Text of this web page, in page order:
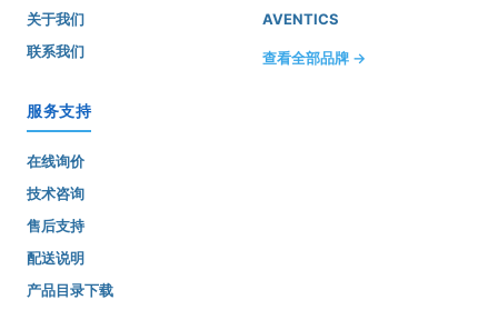
关于我们
联系我们
AVENTICS
查看全部品牌 →
服务支持
在线询价
技术咨询
售后支持
配送说明
产品目录下载